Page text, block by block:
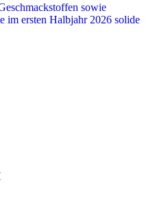
sowie
im ersten Halbjahr 2026 solide